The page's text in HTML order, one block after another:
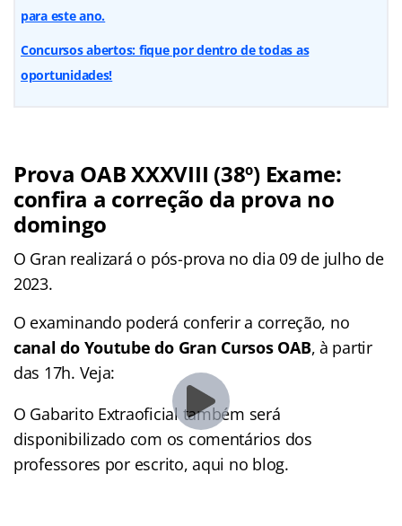
para este ano.
Concursos abertos: fique por dentro de todas as
oportunidades!
Prova OAB XXXVIII (38º) Exame:
confira a correção da prova no
domingo
O Gran realizará o pós-prova no dia 09 de julho de
2023.
O examinando poderá conferir a correção, no
canal do Youtube do Gran Cursos OAB, à partir
das 17h. Veja:
O Gabarito Extraoficial também será
disponibilizado com os comentários dos
professores por escrito, aqui no blog.